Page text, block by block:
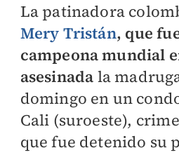
La patinadora
Mery Tristán, que
campeona mundial
asesinada la
domingo en un
Cali (suroeste),
que fue detenido su